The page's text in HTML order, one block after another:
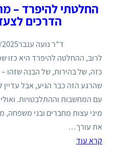
החלטתי להיפרד –
הדרכים
ד"ר נועה ענבר
לרוב, ההחלטה להיפרד היא כזו
כזה, של בהירות, של הבנה שזהו –
שהרגע הזה כבר הגיע, אבל
עם המחשבות וההתלבטויות.
מיני עצות מחברים ובני משפחה,
את עורך…
קרא עוד